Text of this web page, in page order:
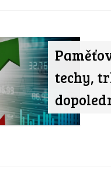
techy,